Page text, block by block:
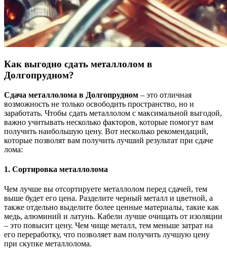
Как выгодно сдать металлолом в
Долгопрудном?
Сдача металлолома в Долгопрудном – это отличная
возможность не только освободить пространство, но и
заработать. Чтобы сдать металлолом с максимальной выгодой,
важно учитывать несколько факторов, которые помогут вам
получить наибольшую цену. Вот несколько рекомендаций,
которые позволят вам получить лучший результат при сдаче
лома:
1. Сортировка металлолома
Чем лучше вы отсортируете металлолом перед сдачей, тем
выше будет его цена. Разделите черный металл и цветной, а
также отдельно выделите более ценные материалы, такие как
медь, алюминий и латунь. Кабели лучше очищать от изоляции
– это повысит цену. Чем чище металл, тем меньше затрат на
его переработку, что позволяет вам получить лучшую цену
при скупке металлолома.